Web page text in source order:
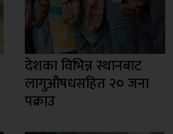
देशका विभिन्न स्थानबाट
लागुऔषधसहित २० जना
पक्राउ